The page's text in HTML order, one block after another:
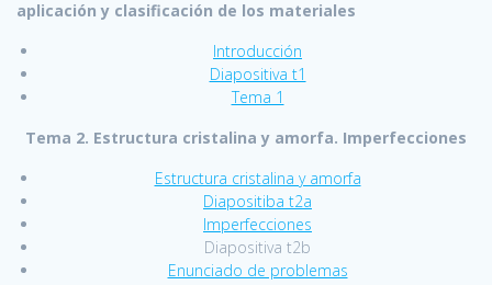
aplicación y clasificación de los materiales
Introducción
Diapositiva t1
Tema 1
Tema 2. Estructura cristalina y amorfa. Imperfecciones
Estructura cristalina y amorfa
Diapositiba t2a
Imperfecciones
Diapositiva t2b
Enunciado de problemas